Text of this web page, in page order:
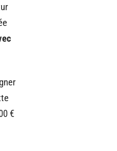
€